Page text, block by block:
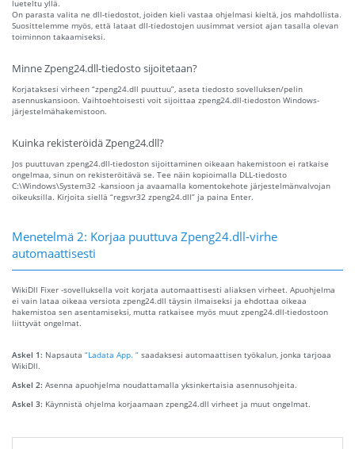
lueteltu yllä.
On parasta valita ne dll-tiedostot, joiden kieli vastaa ohjelmasi kieltä, jos mahdollista.
Suosittelemme myös, että lataat dll-tiedostojen uusimmat versiot ajan tasalla olevan
toiminnon takaamiseksi.
Minne Zpeng24.dll-tiedosto sijoitetaan?
Korjataksesi virheen “zpeng24.dll puuttuu”, aseta tiedosto sovelluksen/pelin
asennuskansioon. Vaihtoehtoisesti voit sijoittaa zpeng24.dll-tiedoston Windows-
järjestelmähakemistoon.
Kuinka rekisteröidä Zpeng24.dll?
Jos puuttuvan zpeng24.dll-tiedoston sijoittaminen oikeaan hakemistoon ei ratkaise
ongelmaa, sinun on rekisteröitävä se. Tee näin kopioimalla DLL-tiedosto
C:\Windows\System32 -kansioon ja avaamalla komentokehote järjestelmänvalvojan
oikeuksilla. Kirjoita siellä “regsvr32 zpeng24.dll” ja paina Enter.
Menetelmä 2: Korjaa puuttuva Zpeng24.dll-virhe
automaattisesti
WikiDll Fixer -sovelluksella voit korjata automaattisesti aliaksen virheet. Apuohjelma
ei vain lataa oikeaa versiota zpeng24.dll täysin ilmaiseksi ja ehdottaa oikeaa
hakemistoa sen asentamiseksi, mutta ratkaisee myös muut zpeng24.dll-tiedostoon
liittyvät ongelmat.
Askel 1: Napsauta “Ladata App. ” saadaksesi automaattisen työkalun, jonka tarjoaa
WikiDll.
Askel 2: Asenna apuohjelma noudattamalla yksinkertaisia ​​asennusohjeita.
Askel 3: Käynnistä ohjelma korjaamaan zpeng24.dll virheet ja muut ongelmat.